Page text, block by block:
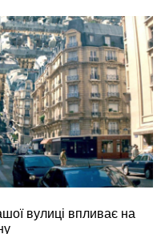
вулиці впливає на